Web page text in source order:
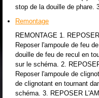
stop de la douille de phare.
Remontage
REMONTAGE 1.
Reposer l'ampoule de feu
douille de feu de recul en
sur le schéma. 2.
Reposer l'ampoule de
de clignotant en tournant
schéma. 3. REPOSER